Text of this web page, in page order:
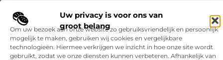
Uw privacy is voor ons van
groot belang
Om uw bezoek aan onze website zo gebruiksvriendelijk en persoonlijk
mogelijk te maken, gebruiken wij cookies en vergelijkbare
technologieën. Hiermee verkrijgen we inzicht in hoe onze site wordt
gebruikt, zodat we onze diensten kunnen verbeteren. Afhankelijk van
Vinden nu
Registreer hier